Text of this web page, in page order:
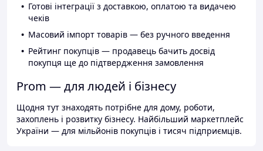
Готові інтеграції з доставкою, оплатою та видачею
чеків
Масовий імпорт товарів — без ручного введення
Рейтинг покупців — продавець бачить досвід
покупця ще до підтвердження замовлення
Prom — для людей і бізнесу
Щодня тут знаходять потрібне для дому, роботи,
захоплень і розвитку бізнесу. Найбільший маркетплейс
України — для мільйонів покупців і тисяч підприємців.